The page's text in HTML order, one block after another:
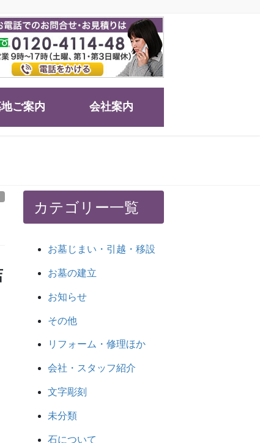
ご案内 会社案内
カテゴリー一覧
お墓じまい・引越・移設
お墓の建立
お知らせ
その他
リフォーム・修理ほか
会社・スタッフ紹介
文字彫刻
未分類
石について